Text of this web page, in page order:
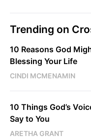
Trending on
10 Reasons God
Blessing Your Life
CINDI MCMENAMIN
10 Things God’s
Say to You
ARETHA GRANT